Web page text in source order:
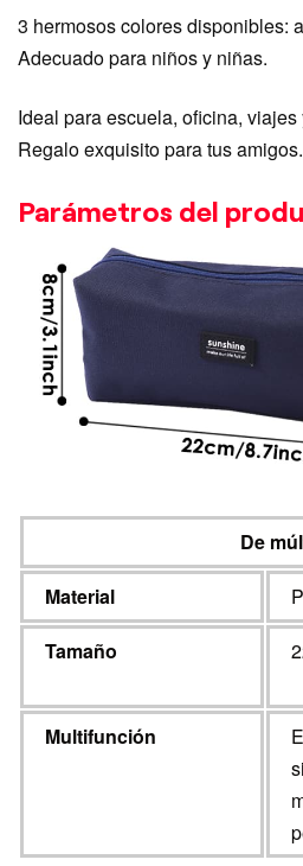
3 hermosos colores disponibles:
Adecuado para niños y niñas.
Ideal para escuela, oficina,
Regalo exquisito para tus amigos.
Parámetros del
De
Material
Tamaño
Multifunción